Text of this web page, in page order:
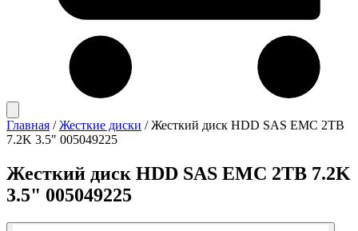
Главная / Жесткие диски / Жесткий диск HDD SAS EMC 2TB
7.2K 3.5" 005049225
Жесткий диск HDD SAS EMC 2TB 7.2K
3.5" 005049225